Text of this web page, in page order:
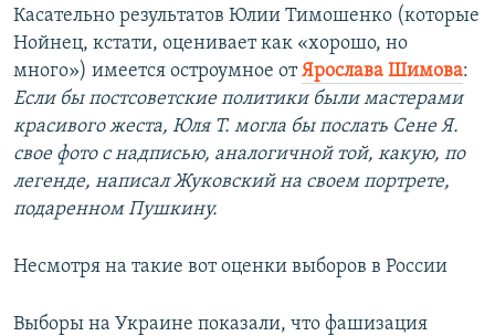
Касательно результатов Юлии Тимошенко (которые
Нойнец, кстати, оценивает как «хорошо, но
много») имеется остроумное отЯрослава Шимова:
Если бы постсоветские политики были мастерами
красивого жеста, Юля Т. могла бы послать Сене Я.
свое фото с надписью, аналогичной той, какую, по
легенде, написал Жуковский на своем портрете,
подаренном Пушкину.
Несмотря на такие вот оценки выборов в России
Выборы на Украине показали, что фашизация